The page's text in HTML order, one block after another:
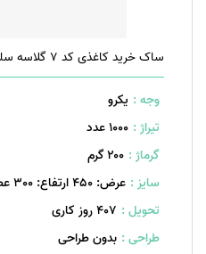
ساک خرید کاغذی کد 7 گلاسه سلفون مات
وجه : یکرو
تیراژ : 1000 عدد
گرماژ : ۲۰۰ گرم
سایز : عرض: 450 ارتفاع: 300 عطف: 120 میلیمتر
تحویل : 407 روز کاری
طراحی : بدون طراحی